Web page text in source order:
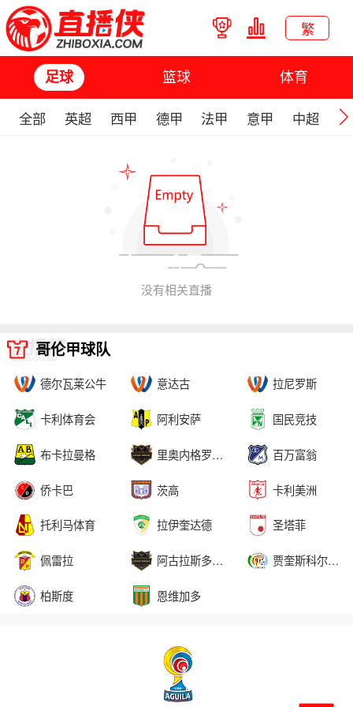
繁
足球 篮球 体育
全部 英超 西甲 德甲 法甲 意甲 中超
没有相关直播
哥伦甲球队
德尔瓦莱公牛 意达古 拉尼罗斯
卡利体育会 阿利安萨 国民竞技
布卡拉曼格 里奥内格罗老鹰 百万富翁
侨卡巴 茨高 卡利美洲
托利马体育 拉伊奎达德 圣塔菲
佩雷拉 阿古拉斯多拉达斯 贾奎斯科尔多巴
柏斯度 恩维加多